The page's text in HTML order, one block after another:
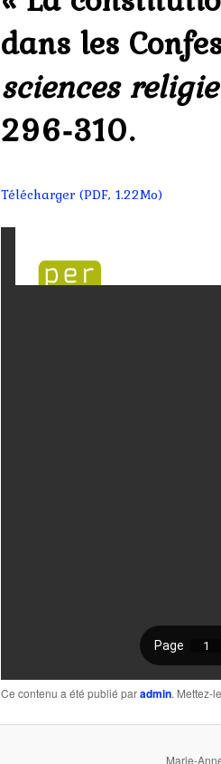
dans les
sciences
296‑310.
Télécharger (PDF, 1.22Mo)
Ce contenu a été publié paradmin. Mettez-
Marie-